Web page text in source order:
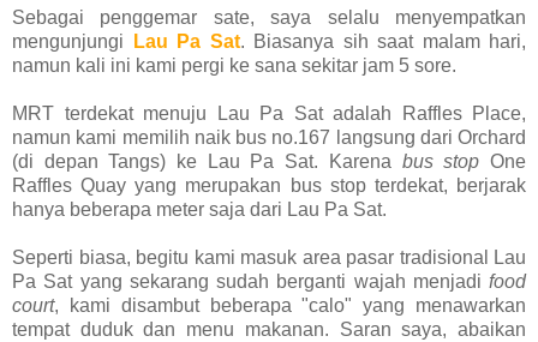
Sebagai penggemar sate, saya selalu menyempatkan
mengunjungi
Lau Pa Sat. Biasanya sih saat malam hari,
namun kali ini kami pergi ke sana sekitar jam 5 sore.
MRT terdekat menuju Lau Pa Sat adalah Raffles Place,
namun kami memilih naik bus no.167 langsung dari Orchard
(di depan Tangs) ke Lau Pa Sat. Karena bus stop One
Raffles Quay yang merupakan bus stop terdekat, berjarak
hanya beberapa meter saja dari Lau Pa Sat.
Seperti biasa, begitu kami masuk area pasar tradisional Lau
Pa Sat yang sekarang sudah berganti wajah menjadi food
court, kami disambut beberapa "calo" yang menawarkan
tempat duduk dan menu makanan. Saran saya, abaikan